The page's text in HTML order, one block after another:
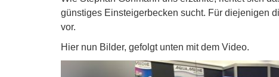
günstiges Einsteigerbecken sucht. Für diejenigen
vor.
Hier nun Bilder, gefolgt unten mit dem Video.